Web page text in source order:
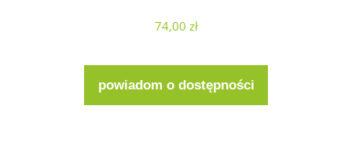
74,00 zł
powiadom o dostępności